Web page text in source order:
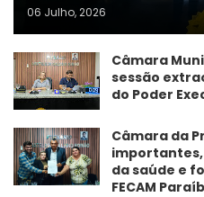
06 Julho, 2026
Câmara
sessão
do Poder
​Câmara da
da saúde e
FECAM